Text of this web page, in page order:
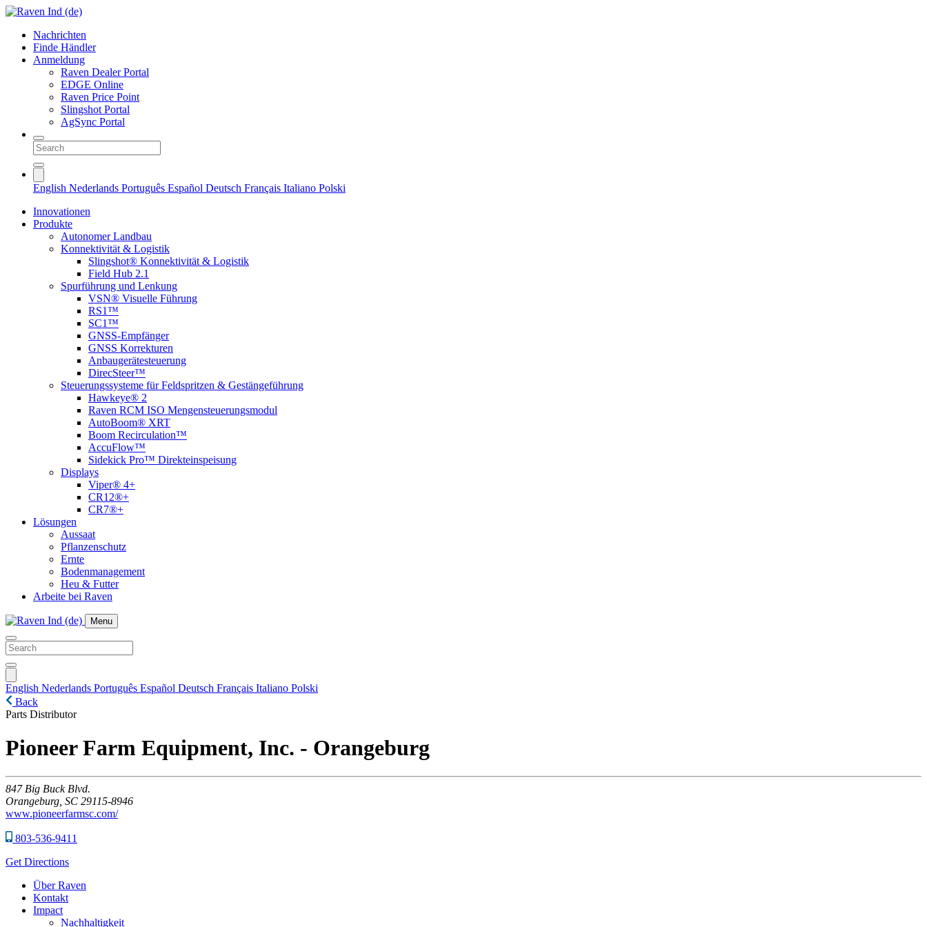
Nachrichten
Finde Händler
Anmeldung
Raven Dealer Portal
EDGE Online
Raven Price Point
Slingshot Portal
AgSync Portal
English Nederlands Português Español Deutsch Français Italiano Polski
Innovationen
Produkte
Autonomer Landbau
Konnektivität & Logistik
Slingshot® Konnektivität & Logistik
Field Hub 2.1
Spurführung und Lenkung
VSN® Visuelle Führung
RS1™
SC1™
GNSS-Empfänger
GNSS Korrekturen
Anbaugerätesteuerung
DirecSteer™
Steuerungssysteme für Feldspritzen & Gestängeführung
Hawkeye® 2
Raven RCM ISO Mengensteuerungsmodul
AutoBoom® XRT
Boom Recirculation™
AccuFlow™
Sidekick Pro™ Direkteinspeisung
Displays
Viper® 4+
CR12®+
CR7®+
Lösungen
Aussaat
Pflanzenschutz
Ernte
Bodenmanagement
Heu & Futter
Arbeite bei Raven
Menu
English Nederlands Português Español Deutsch Français Italiano Polski
Back
Parts Distributor
Pioneer Farm Equipment, Inc. - Orangeburg
847 Big Buck Blvd.
Orangeburg, SC 29115-8946
www.pioneerfarmsc.com/
803-536-9411
Get Directions
Über Raven
Kontakt
Impact
Nachhaltigkeit